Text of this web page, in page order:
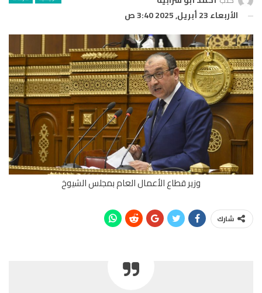
الأربعاء 23 أبريل, 2025 3:40 ص
وزير قطاع الأعمال العام بمجلس الشيوخ
شارك